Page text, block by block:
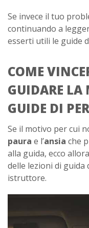
Se invece il tuo
continuando a
esserti utili le guide
COME
GUIDARE LA
GUIDE DI
Se il motivo per cui
paura e l’ansia che
alla guida, ecco
delle lezioni di
istruttore.